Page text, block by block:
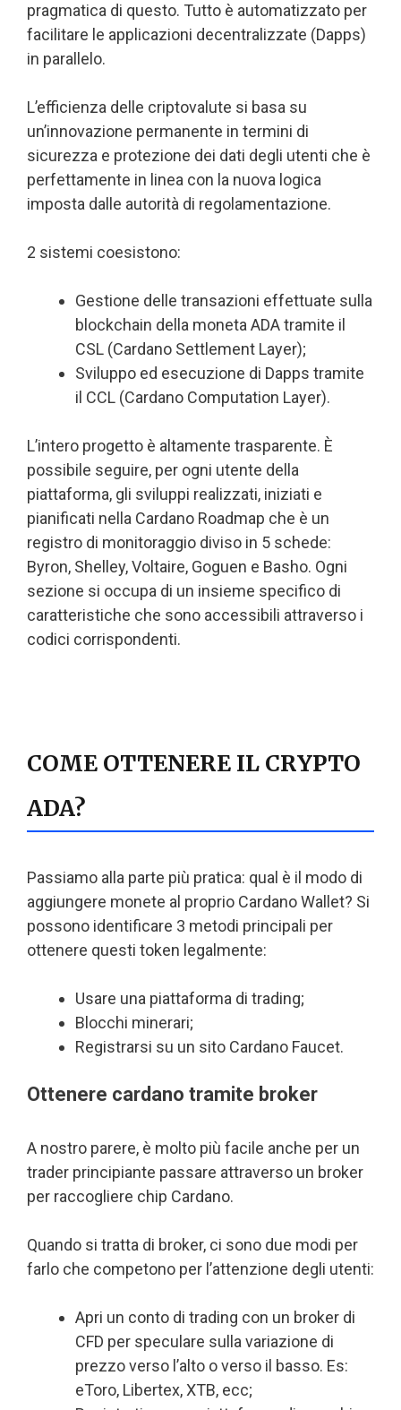
pragmatica di questo. Tutto è automatizzato per
facilitare le applicazioni decentralizzate (Dapps)
in parallelo.
L’efficienza delle criptovalute si basa su
un’innovazione permanente in termini di
sicurezza e protezione dei dati degli utenti che è
perfettamente in linea con la nuova logica
imposta dalle autorità di regolamentazione.
2 sistemi coesistono:
Gestione delle transazioni effettuate sulla
blockchain della moneta ADA tramite il
CSL (Cardano Settlement Layer);
Sviluppo ed esecuzione di Dapps tramite
il CCL (Cardano Computation Layer).
L’intero progetto è altamente trasparente. È
possibile seguire, per ogni utente della
piattaforma, gli sviluppi realizzati, iniziati e
pianificati nella Cardano Roadmap che è un
registro di monitoraggio diviso in 5 schede:
Byron, Shelley, Voltaire, Goguen e Basho. Ogni
sezione si occupa di un insieme specifico di
caratteristiche che sono accessibili attraverso i
codici corrispondenti.
COME OTTENERE IL CRYPTO
ADA?
Passiamo alla parte più pratica: qual è il modo di
aggiungere monete al proprio Cardano Wallet? Si
possono identificare 3 metodi principali per
ottenere questi token legalmente:
Usare una piattaforma di trading;
Blocchi minerari;
Registrarsi su un sito Cardano Faucet.
Ottenere cardano tramite broker
A nostro parere, è molto più facile anche per un
trader principiante passare attraverso un broker
per raccogliere chip Cardano.
Quando si tratta di broker, ci sono due modi per
farlo che competono per l’attenzione degli utenti:
Apri un conto di trading con un broker di
CFD per speculare sulla variazione di
prezzo verso l’alto o verso il basso. Es:
eToro, Libertex, XTB, ecc;